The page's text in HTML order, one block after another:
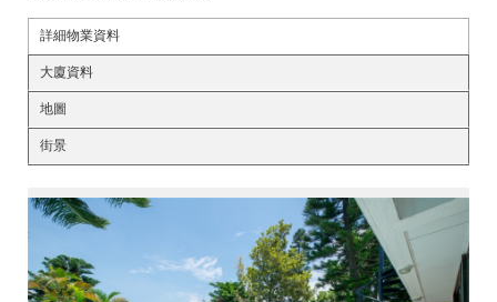
詳細物業資料
大廈資料
地圖
街景